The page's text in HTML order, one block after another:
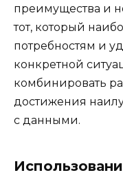
преимущества и
тот, который
потребностям и
конкретной
комбинировать
достижения
с данными.